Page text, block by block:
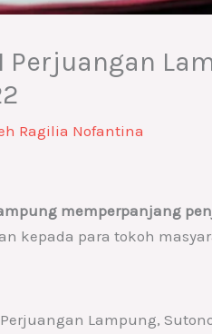
Perjuangan
Ragilia Nofantina
memperpanjang
kepada para tokoh
Lampung,